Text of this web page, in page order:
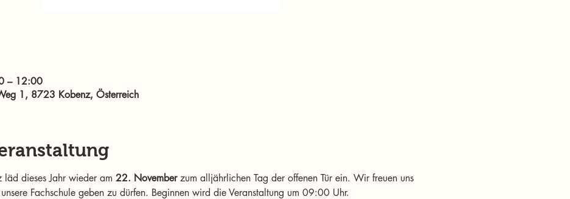
– 12:00
1, 8723 Kobenz, Österreich
läd dieses Jahr wieder am 22. November zum alljährlichen Tag der offenen Tür ein. Wir freuen uns
Fachschule geben zu dürfen. Beginnen wird die Veranstaltung um 09:00 Uhr.